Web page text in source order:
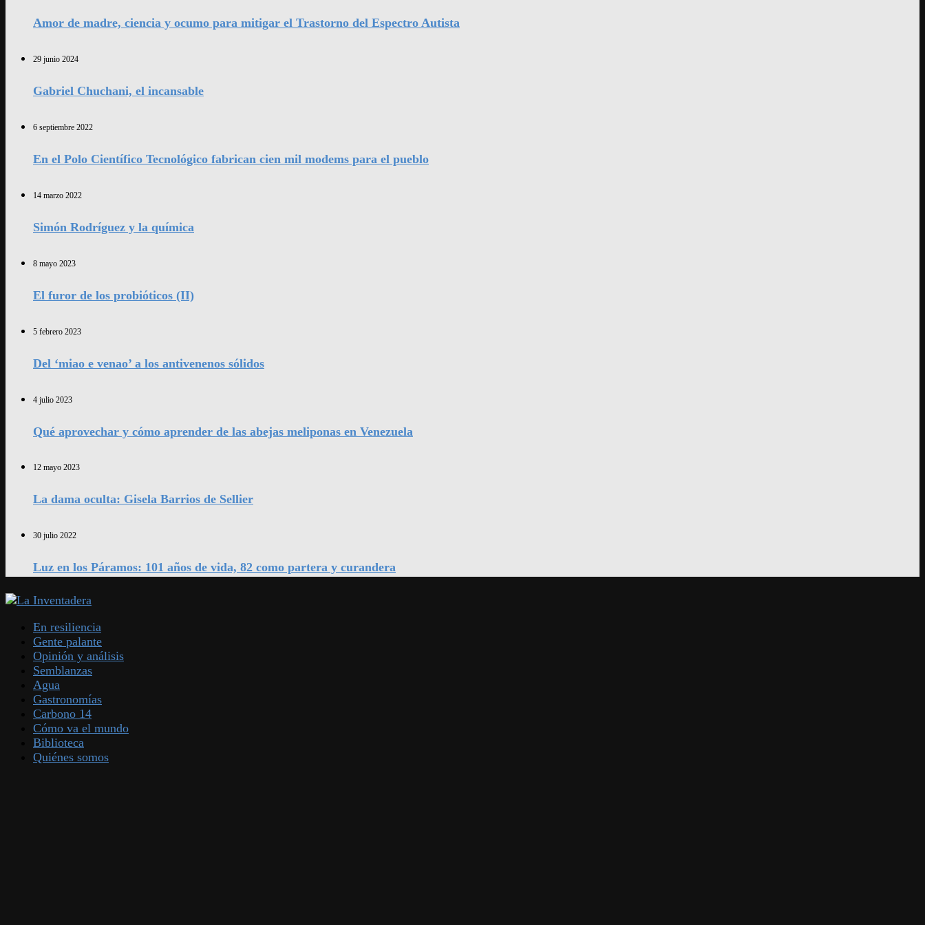
Amor de madre, ciencia y ocumo para mitigar el Trastorno del Espectro Autista
29 junio 2024
Gabriel Chuchani, el incansable
6 septiembre 2022
En el Polo Científico Tecnológico fabrican cien mil modems para el pueblo
14 marzo 2022
Simón Rodríguez y la química
8 mayo 2023
El furor de los probióticos (II)
5 febrero 2023
Del ‘miao e venao’ a los antivenenos sólidos
4 julio 2023
Qué aprovechar y cómo aprender de las abejas meliponas en Venezuela
12 mayo 2023
La dama oculta: Gisela Barrios de Sellier
30 julio 2022
Luz en los Páramos: 101 años de vida, 82 como partera y curandera
En resiliencia
Gente palante
Opinión y análisis
Semblanzas
Agua
Gastronomías
Carbono 14
Cómo va el mundo
Biblioteca
Quiénes somos